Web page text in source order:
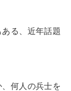
る、近年話題
何人の兵士を